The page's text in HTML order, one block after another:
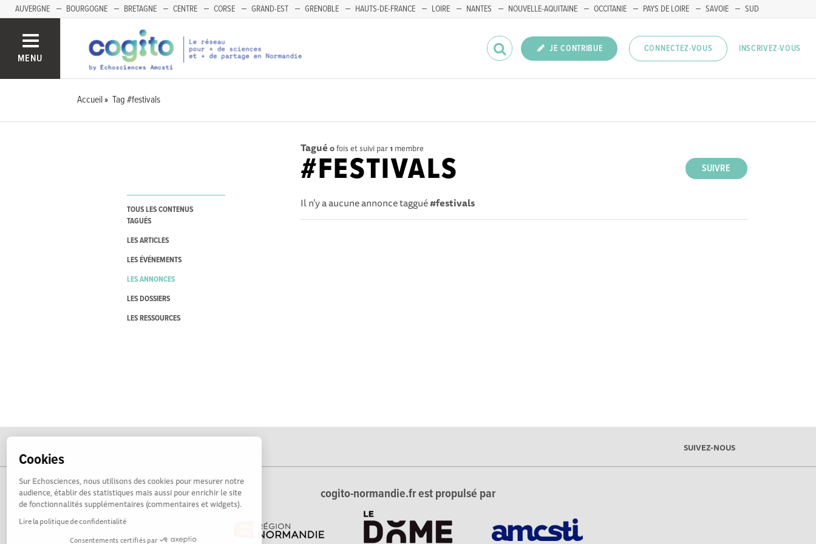
Cookies
Sur Echosciences, nous utilisons des cookies pour mesurer notre
audience, établir des statistiques mais aussi pour enrichir le site
de fonctionnalités supplémentaires (commentaires et widgets).
Lire la politique de confidentialité
Consentements certifiés par
AUVERGNE BOURGOGNE BRETAGNE CENTRE CORSE GRAND-EST GRENOBLE HAUTS-DE-FRANCE LOIRE NANTES NOUVELLE-AQUITAINE OCCITANIE PAYS DE LOIRE SAVOIE SUD
MENU
JE CONTRIBUE CONNECTEZ-VOUS INSCRIVEZ-VOUS
Accueil Tag #festivals
TOUS LES CONTENUS
TAGUÉS
LES ARTICLES
LES ÉVÉNEMENTS
LES ANNONCES
LES DOSSIERS
LES RESSOURCES
Tagué 0fois et suivi par1 membre
SUIVRE
#FESTIVALS
Il n'y a aucune annonce taggué#festivals
SUIVEZ-NOUS
cogito-normandie.fr est propulsé par